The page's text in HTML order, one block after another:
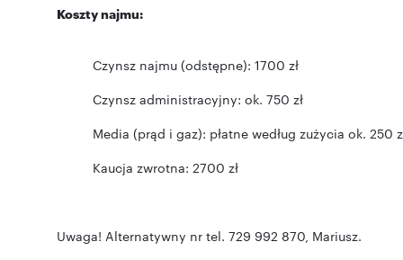
Koszty najmu:
Czynsz najmu (odstępne): 1700 zł
Czynsz administracyjny: ok. 750 zł
Media (prąd i gaz): płatne według zużycia ok. 250
Kaucja zwrotna: 2700 zł
Uwaga! Alternatywny nr tel. 729 992 870, Mariusz.